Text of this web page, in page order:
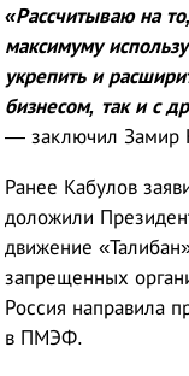
«Рассчитываю на
максимуму
укрепить и
бизнесом, так и с
— заключил Замир
Ранее Кабулов
доложили
движение
запрещенных
Россия направила
в ПМЭФ.